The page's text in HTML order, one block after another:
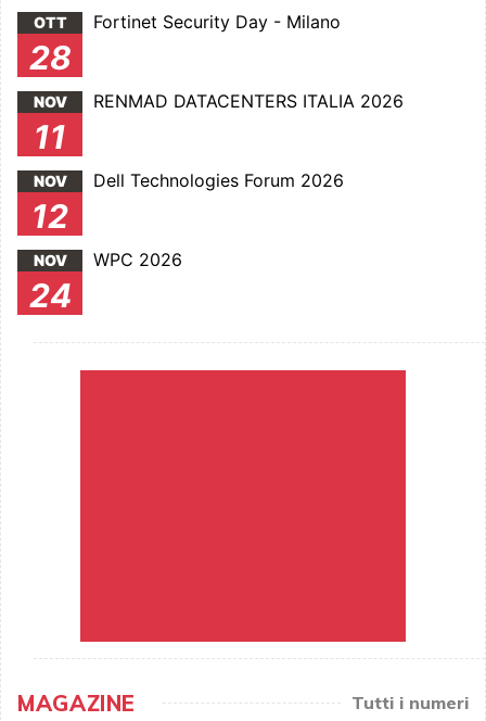
OTT
28
Fortinet Security Day - Milano
NOV
11
RENMAD DATACENTERS ITALIA 2026
NOV
12
Dell Technologies Forum 2026
NOV
24
WPC 2026
MAGAZINE Tutti i numeri